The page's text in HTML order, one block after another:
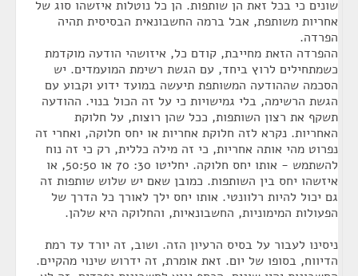
שונים כי בכל זאת הן שותפות. הן כל נוטלות איזשהו סוג של
אחריות משותפת, אבל ברמה החשבונאית הבסיסית תהיה
הפרדה.
ההפרדה הזאת מחייבת, קודם כל, איזושהי הודעה מוקדמת
כשמתחילים לרוץ ביחד, עם הגשת רשימת המועמדים. יש
הסכמה שההודעה המשותפת תיעשה במועד ידוע וקבוע עם
הגשת הרשימה, בלי גמישויות כי על זה הכול בנוי. ההודעה
תשקף את רצון השותפות, ככל שהן רוצות, על חלוקת
האחריות. נקרא לזה חלוקת אחריות או יחס חלוקה, ואחרי זה
נפרוט מהי אותה אחריות, כי זה מילה כללית, רק כי זה נוח
להשתמש - אותו יחס חלוקה. יחליטו 30: 70 או 50:50, או
איזשהו יחס בין השותפות. כמובן שאם יש שלוש שותפות זה
גם יכול להיות רלוונטי. אותו יחס ילך לאורך כל הדרך של
הפעולות המימוניות, החשבונאיות, והחלוקה היא שלהן.
ניסינו לעבור על בסיס הרעיון הזה. ושוב, זה יורד עד רמת
הדיווח, בסופו של יום. זאת אומרת, זה ידרוש שינוי מהקיים.